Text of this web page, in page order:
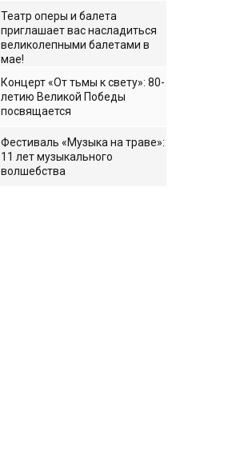
Театр оперы и балета
приглашает вас насладиться
великолепными балетами в
мае!
Концерт «От тьмы к свету»: 80-
летию Великой Победы
посвящается
Фестиваль «Музыка на траве»:
11 лет музыкального
волшебства